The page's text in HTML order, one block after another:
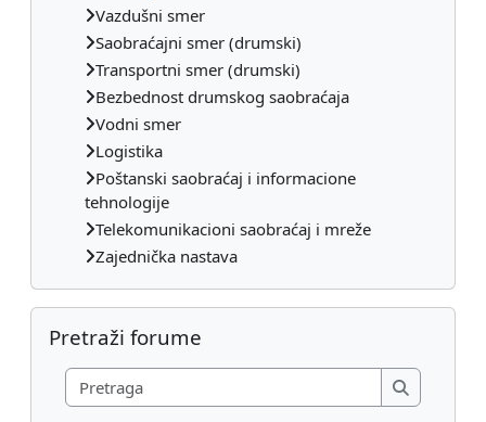
Vazdušni smer
Saobraćajni smer (drumski)
Transportni smer (drumski)
Bezbednost drumskog saobraćaja
Vodni smer
Logistika
Poštanski saobraćaj i informacione
tehnologije
Telekomunikacioni saobraćaj i mreže
Zajednička nastava
Preskoči Pretraži forume
Pretraži forume
Pretraga
Pretraga